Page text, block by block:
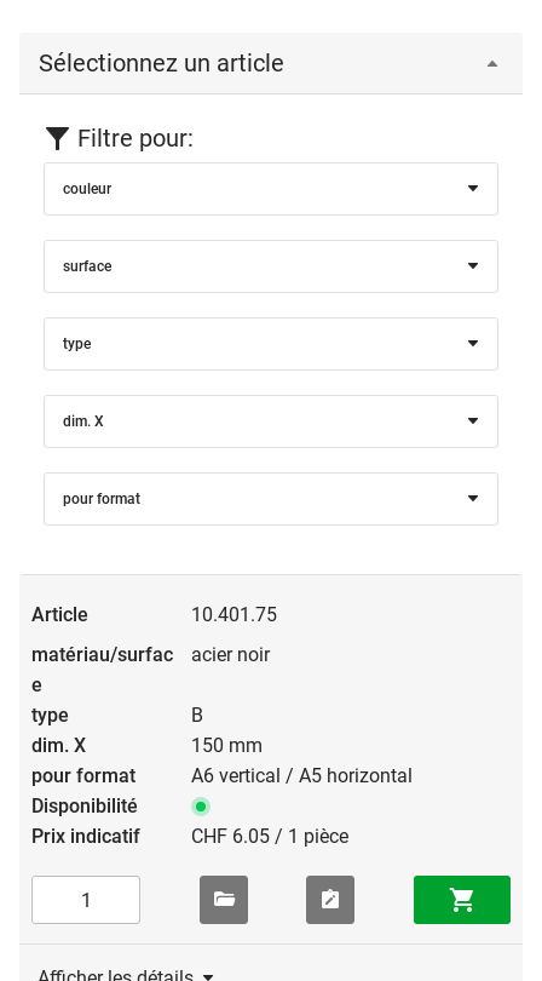
Sélectionnez un article
Filtre pour:
couleur
surface
type
dim. X
pour format
10.401.75
acier noir
B
150 mm
A6 vertical / A5 horizontal
CHF 6.05 / 1 pièce